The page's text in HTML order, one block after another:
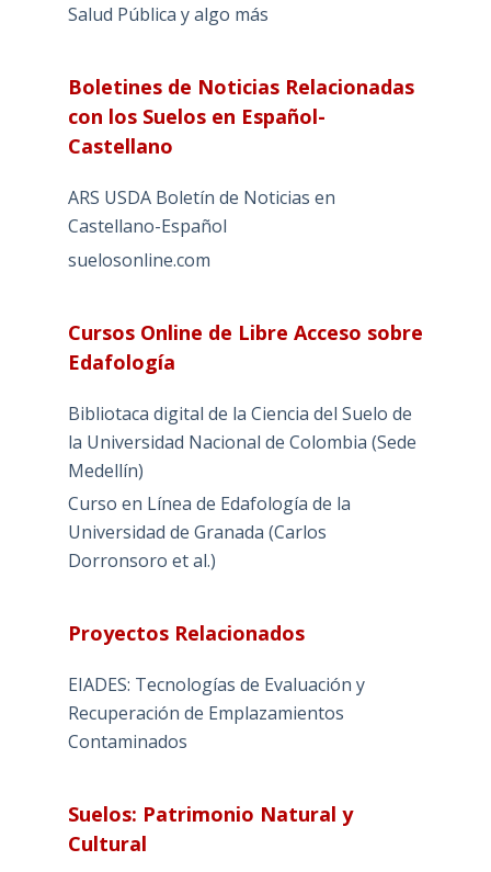
Salud Pública y algo más
Boletines de Noticias Relacionadas
con los Suelos en Español-
Castellano
ARS USDA Boletín de Noticias en
Castellano-Español
suelosonline.com
Cursos Online de Libre Acceso sobre
Edafología
Bibliotaca digital de la Ciencia del Suelo de
la Universidad Nacional de Colombia (Sede
Medellín)
Curso en Línea de Edafología de la
Universidad de Granada (Carlos
Dorronsoro et al.)
Proyectos Relacionados
EIADES: Tecnologías de Evaluación y
Recuperación de Emplazamientos
Contaminados
Suelos: Patrimonio Natural y
Cultural